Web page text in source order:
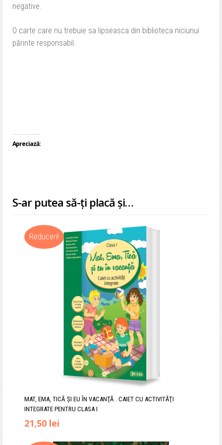
negative.
O carte care nu trebuie sa lipseasca din biblioteca niciunui
părinte responsabil.
Apreciază:
S-ar putea să-ți placă și…
Reduceri!
MAT, EMA, TICĂ ŞI EU ÎN VACANŢĂ . CAIET CU ACTIVITĂŢI
INTEGRATE PENTRU CLASA I
Prețul
inițial
21,50 lei
curent